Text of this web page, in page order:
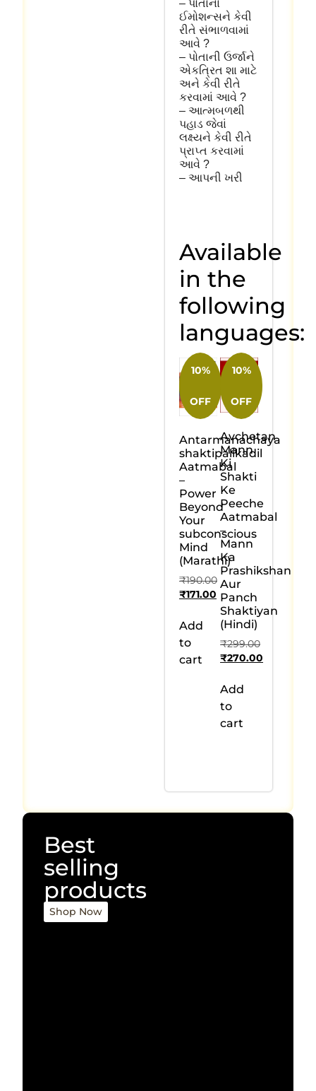
– પોતાના
ઈમોશન્સને કેવી
રીતે સંભાળવામાં
આવે ?
– પોતાની ઉર્જાને
એકત્રિત શા માટે
અને કેવી રીતે
કરવામાં આવે ?
– આત્મબળથી
પહાડ જેવાં
લક્ષ્યને કેવી રીતે
પ્રાપ્ત કરવામાં
આવે ?
– આપની ખરી
Available
in the
following
languages:
10%
OFF
Antarmanachaya
shaktipalikadil
Aatmabal
–
Power
Beyond
Your
subconscious
Mind
(Marathi)
₹190.00
₹171.00
Add
to
cart
10%
OFF
Avchetan
Mann
Ki
Shakti
Ke
Peeche
Aatmabal
–
Mann
Ka
Prashikshan
Aur
Panch
Shaktiyan
(Hindi)
₹299.00
₹270.00
Add
to
cart
Best
selling
products
Shop Now